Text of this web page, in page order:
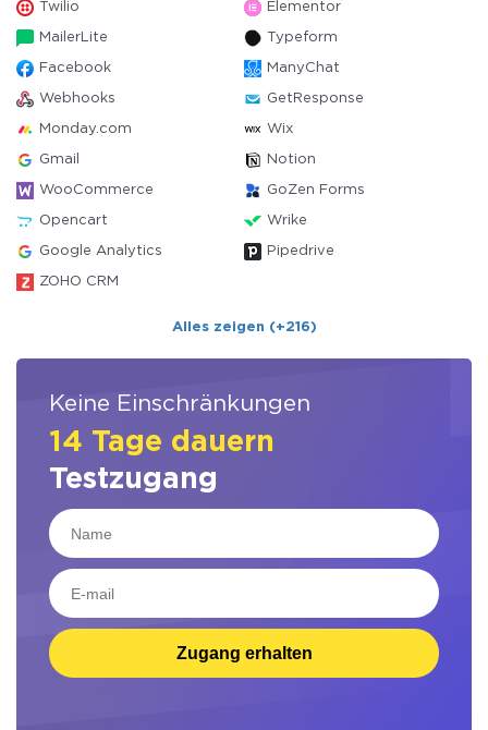
Twilio Elementor
MailerLite Typeform
Facebook ManyChat
Webhooks GetResponse
Monday.com Wix
Gmail Notion
WooCommerce GoZen Forms
Opencart Wrike
Google Analytics Pipedrive
ZOHO CRM
Alles zeigen (+216)
Keine Einschränkungen
14 Tage dauern
Testzugang
Zugang erhalten